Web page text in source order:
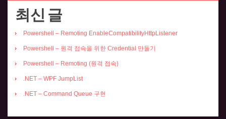
최신 글
Powershell – Remoting EnableCompatibilityHttpListener
Powershell – 원격 접속을 위한 Credential 만들기
Powershell – Remoting (원격 접속)
.NET – WPF JumpList
.NET – Command Queue 구현